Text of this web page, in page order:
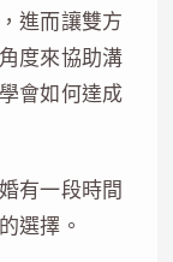
進而讓雙方
度來協助溝
會如何達成
有一段時間
選擇。